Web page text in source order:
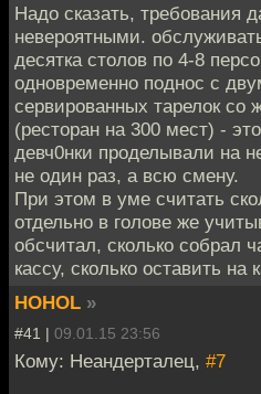
Надо сказать, требования
невероятными.
десятка столов по 4-8
одновременно поднос с
сервированных тарелок со
(ресторан на 300 мест) -
девч0нки проделывали на
не один раз, а всю смену.
При этом в уме считать
отдельно в голове же
обсчитал, сколько собрал
кассу, сколько оставить на
HOHOL »
#41 | 09.01.15 23:56
Кому: Неандерталец, #7